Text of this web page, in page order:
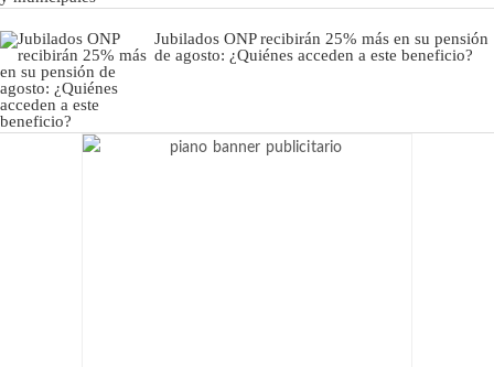
Jubilados ONP recibirán 25% más en su pensión
de agosto: ¿Quiénes acceden a este beneficio?